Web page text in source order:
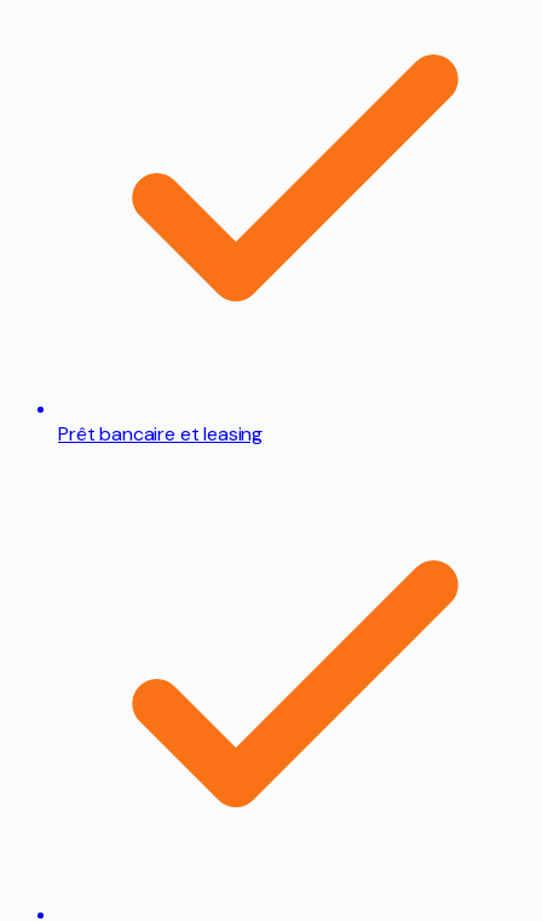
Prêt bancaire et leasing